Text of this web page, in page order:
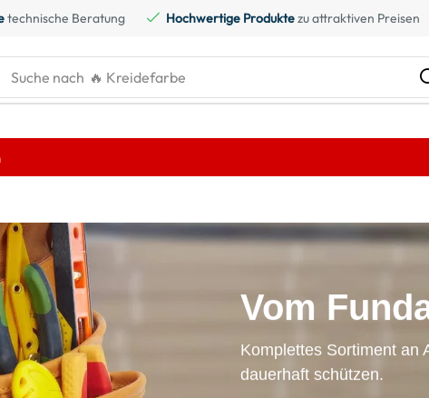
technische Beratung Hochwertige Produktezu attraktiven Preisen
Suche nach 🔥 Kreidefarbe
Vom
Komplettes Sortiment an
dauerhaft schützen.